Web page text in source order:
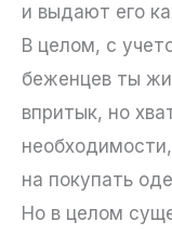
и выдают его
В целом, с
беженцев ты
впритык, но
на покупать
Но в целом